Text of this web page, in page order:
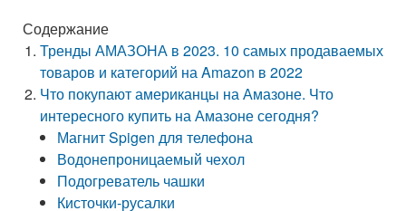
Содержание
Тренды АМАЗОНА в 2023. 10 самых продаваемых
товаров и категорий на Amazon в 2022
Что покупают американцы на Амазоне. Что
интересного купить на Амазоне сегодня?
Магнит Spigen для телефона
Водонепроницаемый чехол
Подогреватель чашки
Кисточки-русалки